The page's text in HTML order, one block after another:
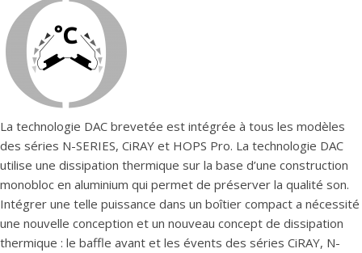
La technologie DAC brevetée est intégrée à tous les modèles
des séries N-SERIES, CiRAY et HOPS Pro. La technologie DAC
utilise une dissipation thermique sur la base d’une construction
monobloc en aluminium qui permet de préserver la qualité son.
Intégrer une telle puissance dans un boîtier compact a nécessité
une nouvelle conception et un nouveau concept de dissipation
thermique : le baffle avant et les évents des séries CiRAY, N-